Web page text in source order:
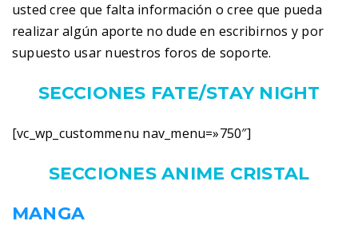
usted cree que falta información o cree que pueda
realizar algún aporte no dude en escribirnos y por
supuesto usar nuestros foros de soporte.
SECCIONES FATE/STAY NIGHT
[vc_wp_custommenu nav_menu=»750″]
SECCIONES ANIME CRISTAL
MANGA